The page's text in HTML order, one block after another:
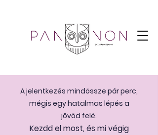
A jelentkezés mindössze pár perc,
mégis egy hatalmas lépés a
jövőd felé.
Kezdd el most, és mi végig